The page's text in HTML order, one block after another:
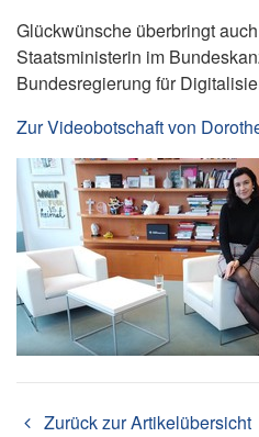
Glückwünsche überbringt
Staatsministerin im
Bundesregierung für
Zur Videobotschaft von
Zurück zur Artikelübersicht